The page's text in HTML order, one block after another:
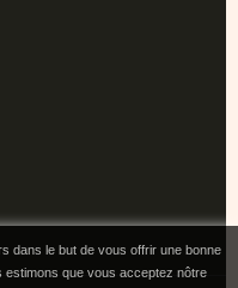
dans le but de vous offrir une bonne
estimons que vous acceptez nôtre